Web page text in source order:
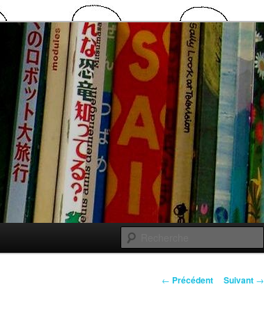
Navigation
← Précédent Suivant →